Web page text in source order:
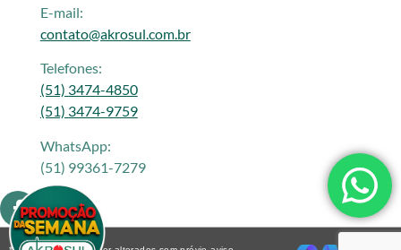
E-mail:
contato@akrosul.com.br
Telefones:
(51) 3474-4850
(51) 3474-9759
WhatsApp:
(51) 99361-7279